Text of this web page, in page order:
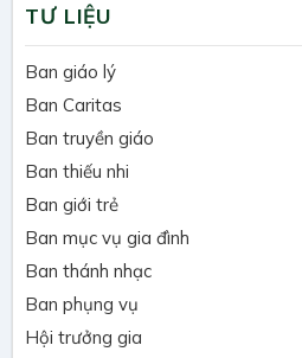
TƯ LIỆU
Ban giáo lý
Ban Caritas
Ban truyền giáo
Ban thiếu nhi
Ban giới trẻ
Ban mục vụ gia đình
Ban thánh nhạc
Ban phụng vụ
Hội trưởng gia